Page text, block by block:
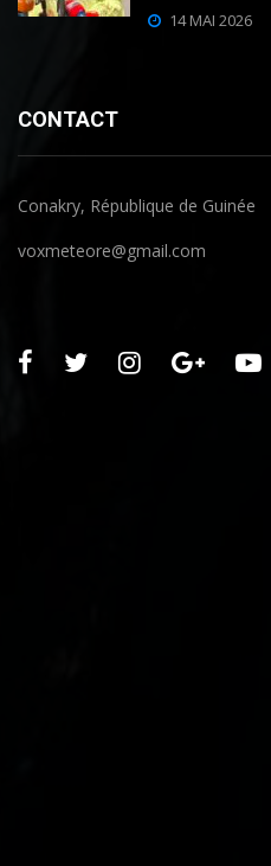
14 MAI 2026
CONTACT
Conakry, République de Guinée
voxmeteore@gmail.com